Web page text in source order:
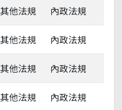
其他法規 內政法規
其他法規 內政法規
其他法規 內政法規
其他法規 內政法規